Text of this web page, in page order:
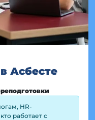
Асбесте
HR-
работает с